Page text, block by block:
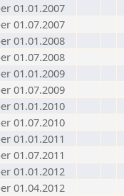
01.01.2007
01.07.2007
01.01.2008
01.07.2008
01.01.2009
01.07.2009
01.01.2010
01.07.2010
01.01.2011
01.07.2011
01.01.2012
01.04.2012